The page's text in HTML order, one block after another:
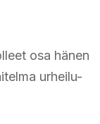
osa hänen
urheilu-